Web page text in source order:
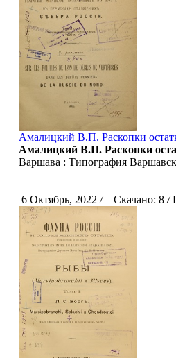
Амалицкий В.П. Раскопки
Амалицкий В.П. Раскопки
Варшава : Типография
6 Октябрь, 2022 /Скачано: 8 /